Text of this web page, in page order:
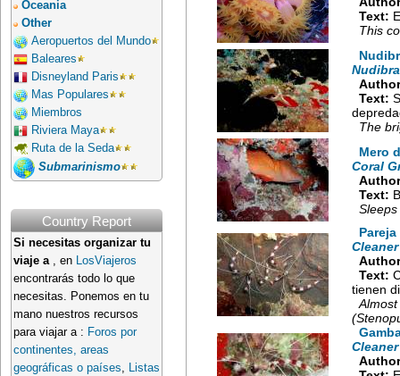
Oceania
Other
Aeropuertos del Mundo
Baleares
Disneyland Paris
Mas Populares
Miembros
Riviera Maya
Ruta de la Seda
Submarinismo
Country Report
Si necesitas organizar tu
viaje a , en LosViajeros
encontrarás todo lo que
necesitas. Ponemos en tu
mano nuestros recursos
para viajar a : Foros por
continentes, areas
geográficas o países, Listas
Text:
This
Text:
The
Mero
Coral
Text:
Text:
tienen